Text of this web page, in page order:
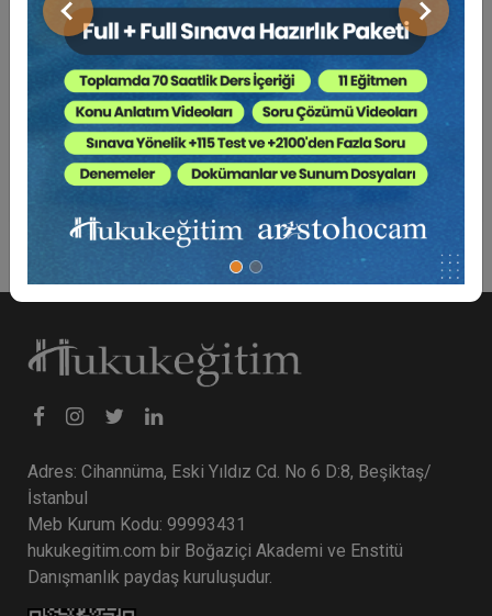
Önceki Sonraki
MALİ SUÇLARI ARAŞTIRMA KURULU BAŞKANLIĞI ELEKTRONİK
YÖNETMELİK
POSTADA TEBLİGAT İŞLEMLERİ REHBERİ
Adres: Cihannüma, Eski Yıldız Cd. No 6 D:8, Beşiktaş/
İstanbul
Meb Kurum Kodu: 99993431
hukukegitim.com bir Boğaziçi Akademi ve Enstitü
Danışmanlık paydaş kuruluşudur.